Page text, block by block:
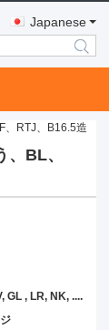
Japanese
search
、RTJ、B16.5造
BL、
GL , LR, NK, ....